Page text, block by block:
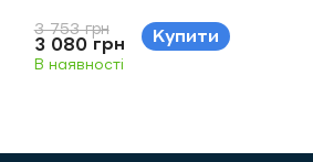
3 753 грн
3 080 грн Купити
В наявності